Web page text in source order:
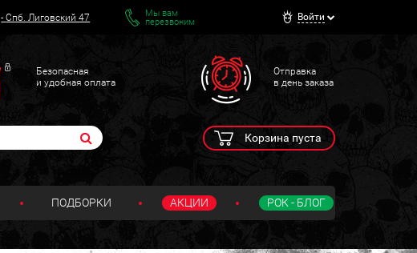
-Спб. Лиговский 47
Мы вам
перезвоним
Войти
Безопасная
и удобная оплата
Отправка
в день заказа
Корзина пуста
ПОДБОРКИ АКЦИИ РОК - БЛОГ